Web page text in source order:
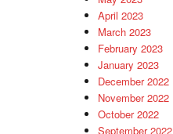
April 2023
March 2023
February 2023
January 2023
December 2022
November 2022
October 2022
September 2022